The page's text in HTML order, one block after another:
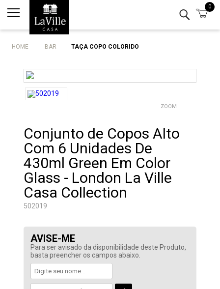
0
Minha conta
Lista de Presentes
Cozinha
Decor
Kits
Marcas
HOME BAR TAÇA COPO COLORIDO
ZOOM
Conjunto de Copos Alto
Com 6 Unidades De
430ml Green Em Color
Glass - London La Ville
Casa Collection
502019
AVISE-ME
Para ser avisado da disponibilidade deste Produto,
basta preencher os campos abaixo.